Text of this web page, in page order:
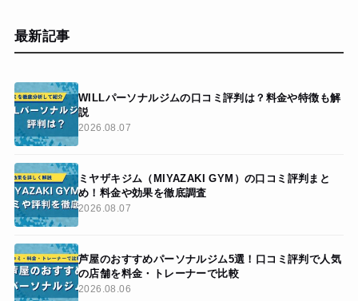
最新記事
WILLパーソナルジムの口コミ評判は？料金や特徴も解
説
2026.08.07
ミヤザキジム（MIYAZAKI GYM）の口コミ評判まと
め！料金や効果を徹底調査
2026.08.07
芦屋のおすすめパーソナルジム5選！口コミ評判で人気
の店舗を料金・トレーナーで比較
2026.08.06